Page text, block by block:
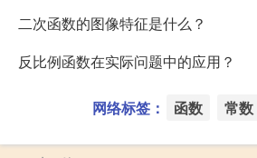
二次函数的图像特征是什么？
反比例函数在实际问题中的应用？
网络标签： 函数 常数